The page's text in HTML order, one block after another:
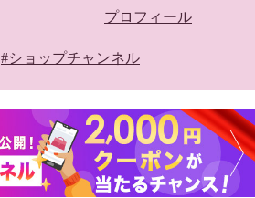
プロフィール
#ショップチャンネル